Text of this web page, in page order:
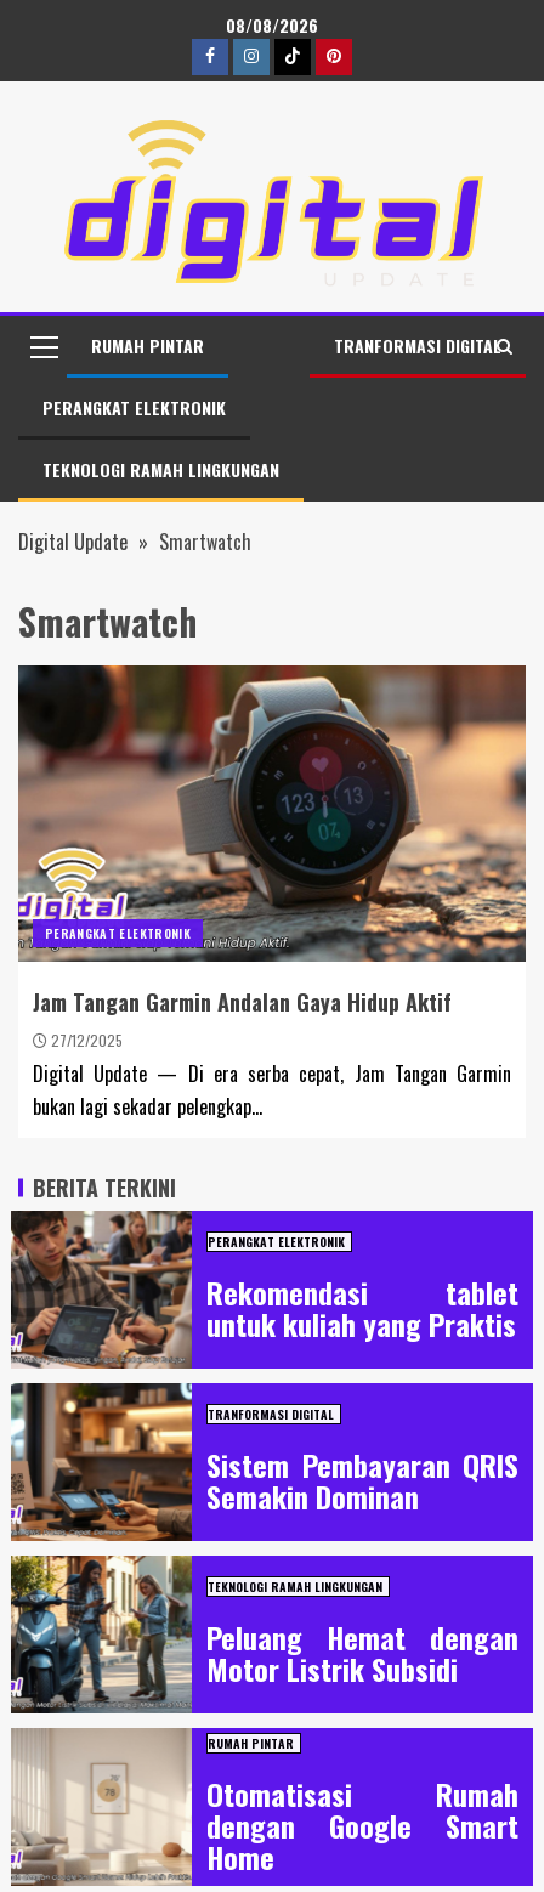
08/08/2026
RUMAH PINTAR TRANFORMASI DIGITAL
PERANGKAT ELEKTRONIK
TEKNOLOGI RAMAH LINGKUNGAN
Digital Update » Smartwatch
Smartwatch
PERANGKAT ELEKTRONIK
Jam Tangan Garmin Andalan Gaya Hidup Aktif
27/12/2025
Digital Update — Di era serba cepat, Jam Tangan Garmin
bukan lagi sekadar pelengkap...
BERITA TERKINI
PERANGKAT ELEKTRONIK
Rekomendasi tablet
untuk kuliah yang Praktis
TRANFORMASI DIGITAL
Sistem Pembayaran QRIS
Semakin Dominan
TEKNOLOGI RAMAH LINGKUNGAN
Peluang Hemat dengan
Motor Listrik Subsidi
RUMAH PINTAR
Otomatisasi Rumah
dengan Google Smart
Home